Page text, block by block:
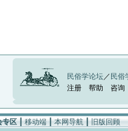
民俗学论坛／ 民俗
注册
帮助 咨询
专区┃移动端┃本网导航┃旧版回顾